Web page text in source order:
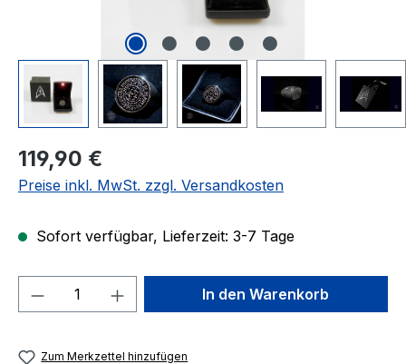
Regulärer Preis:
119,90 €
Preise inkl. MwSt. zzgl. Versandkosten
Sofort verfügbar, Lieferzeit: 3-7 Tage
Produkt Anzahl: Gib denIn den Warenkorb
Zum Merkzettel hinzufügen